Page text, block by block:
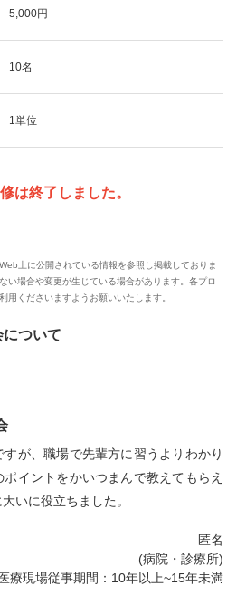
5,000円
10名
1単位
は終了しました。
上に公開されている情報を参照し掲載しておりま
い場合や変更が生じている場合があります。各プロ
用くださいますようお願いいたします。
ついて
が、職場で先輩方に習うよりわかり
イントをかいつまんで教えてもらえ
いに役立ちました。
匿名
(病院・診療所)
医療現場従事期間：10年以上~15年未満